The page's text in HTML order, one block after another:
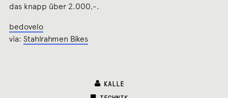
das knapp über 2.000,-.
bedovelo
via: Stahlrahmen Bikes
KALLE